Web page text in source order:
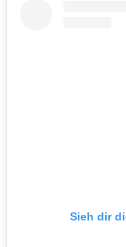
Sieh dir